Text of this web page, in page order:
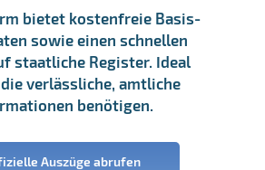
bietet kostenfreie Basis-
sowie einen schnellen
staatliche Register. Ideal
verlässliche, amtliche
benötigen.
Auszüge abrufen